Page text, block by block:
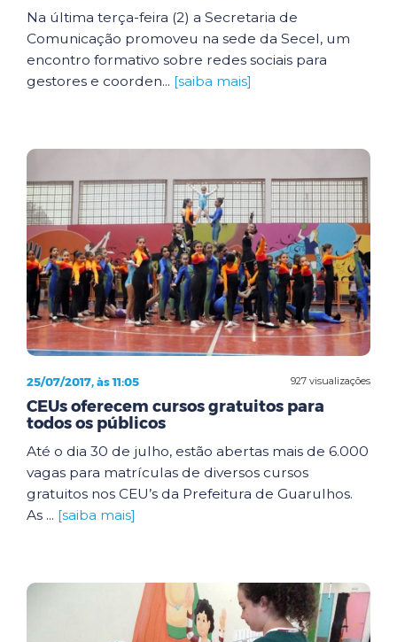
Na última terça-feira (2) a Secretaria de
Comunicação promoveu na sede da Secel, um
encontro formativo sobre redes sociais para
gestores e coorden... [saiba mais]
927 visualizações
25/07/2017, às 11:05
CEUs oferecem cursos gratuitos para
todos os públicos
Até o dia 30 de julho, estão abertas mais de 6.000
vagas para matrículas de diversos cursos
gratuitos nos CEU’s da Prefeitura de Guarulhos.
As ... [saiba mais]